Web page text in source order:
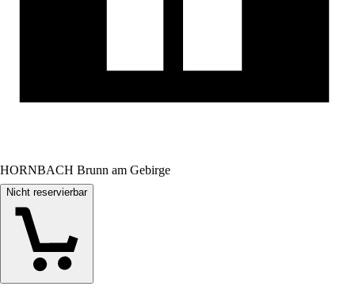
HORNBACH Brunn am Gebirge
Nicht reservierbar